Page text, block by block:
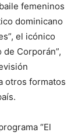
femeninos
dominicano
el icónico
Corporán”,
otros formatos
“El